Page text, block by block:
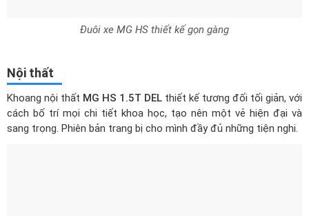
Đuôi xe MG HS thiết kế gọn gàng
Nội thất
Khoang nội thất MG HS 1.5T DEL thiết kế tương đối tối giản, với
cách bố trí mọi chi tiết khoa học, tạo nên một vẻ hiện đại và
sang trọng. Phiên bản trang bị cho mình đầy đủ những tiện nghi.